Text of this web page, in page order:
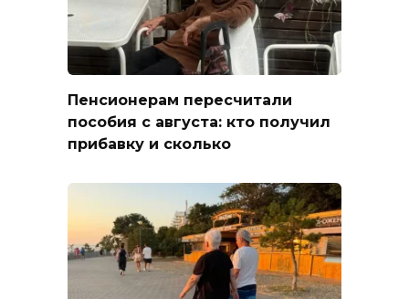
Пенсионерам пересчитали
пособия с августа: кто получил
прибавку и сколько